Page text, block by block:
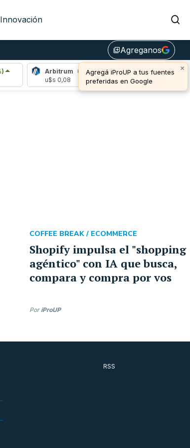
Innovación
library_addAgreganos
×
Agregá iProUP a tus fuentes
preferidas en Google
Arbitrum
(-2,35%)
u$s 0,08
Bitcoin (-
u$s 64.415,00
Shopify impulsa el "shopping
agéntico" con IA que busca,
compara y compra por vos
COFFEE BREAK / ECOMMERCE
Por iProUP
RSS